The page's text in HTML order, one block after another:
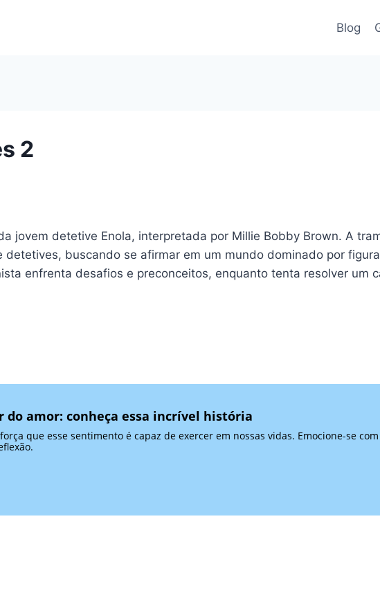
Blog
2
jovem detetive Enola, interpretada por Millie Bobby Brown. A
buscando se afirmar em um mundo dominado por
enfrenta desafios e preconceitos, enquanto tenta resolver um
amor: conheça essa incrível história
que esse sentimento é capaz de exercer em nossas vidas. Emocione-se